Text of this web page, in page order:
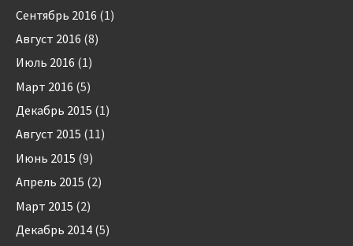
Сентябрь 2016 (1)
Август 2016 (8)
Июль 2016 (1)
Март 2016 (5)
Декабрь 2015 (1)
Август 2015 (11)
Июнь 2015 (9)
Апрель 2015 (2)
Март 2015 (2)
Декабрь 2014 (5)